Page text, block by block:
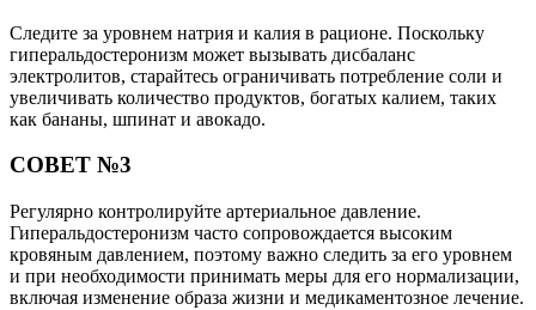
Следите за уровнем натрия и калия в рационе. Поскольку
гиперальдостеронизм может вызывать дисбаланс
электролитов, старайтесь ограничивать потребление соли и
увеличивать количество продуктов, богатых калием, таких
как бананы, шпинат и авокадо.
СОВЕТ №3
Регулярно контролируйте артериальное давление.
Гиперальдостеронизм часто сопровождается высоким
кровяным давлением, поэтому важно следить за его уровнем
и при необходимости принимать меры для его нормализации,
включая изменение образа жизни и медикаментозное лечение.